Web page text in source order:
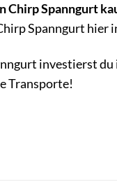
Chirp Spanngurt
Spanngurt hier
investierst du
Transporte!